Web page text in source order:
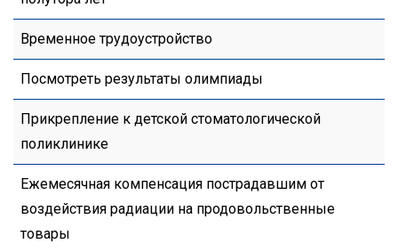
Временное трудоустройство
Посмотреть результаты олимпиады
Прикрепление к детской стоматологической
поликлинике
Ежемесячная компенсация пострадавшим от
воздействия радиации на продовольственные
товары